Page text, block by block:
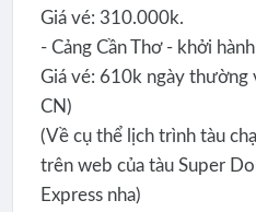
Giá vé: 310.000k.
- Cảng Cần Thơ - khởi
Giá vé: 610k ngày thường
CN)
(Về cụ thể lịch trình tàu
trên web của tàu Super
Express nha)